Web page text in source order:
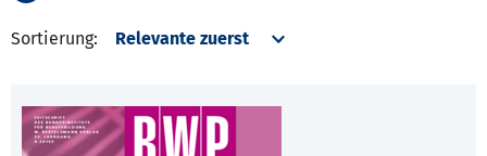
Sortierung: